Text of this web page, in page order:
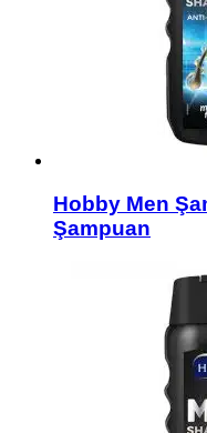
Hobby Men
Şampuan